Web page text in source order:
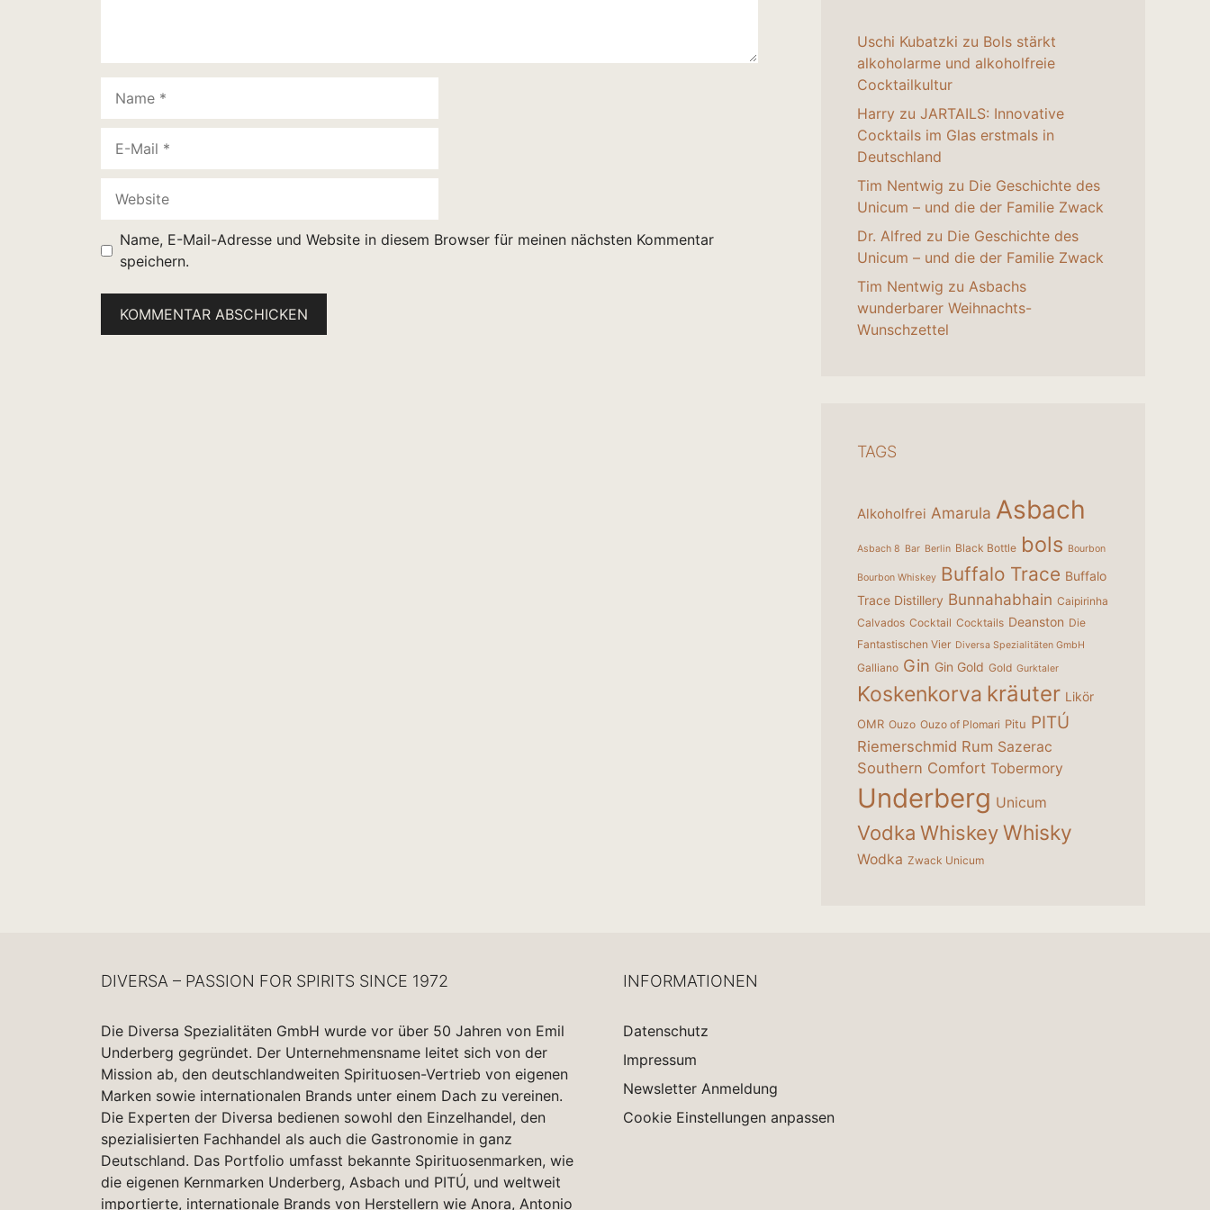
Mail
Name, E-Mail-Adresse und Website in diesem Browser für meinen nächsten Kommentar
speichern.
Uschi Kubatzki zu Bols stärkt
alkoholarme und alkoholfreie
Cocktailkultur
Harry zu JARTAILS: Innovative
Cocktails im Glas erstmals in
Deutschland
Tim Nentwig zu Die Geschichte des
Unicum – und die der Familie Zwack
Dr. Alfred zu Die Geschichte des
Unicum – und die der Familie Zwack
Tim Nentwig zu Asbachs
wunderbarer Weihnachts-
Wunschzettel
TAGS
Alkoholfrei Amarula Asbach
Asbach 8 Bar Berlin Black Bottle bols Bourbon
Bourbon Whiskey Buffalo Trace Buffalo
Trace Distillery Bunnahabhain Caipirinha
Calvados Cocktail Cocktails Deanston Die
Fantastischen Vier Diversa Spezialitäten GmbH
Galliano Gin Gin Gold Gold Gurktaler
Koskenkorva kräuter Likör
OMR Ouzo Ouzo of Plomari Pitu PITÚ
Riemerschmid Rum Sazerac
Southern Comfort Tobermory
Underberg Unicum
Vodka WhiskeyWhisky
Wodka Zwack Unicum
DIVERSA – PASSION FOR SPIRITS SINCE 1972
Die Diversa Spezialitäten GmbH wurde vor über 50 Jahren von Emil
Underberg gegründet. Der Unternehmensname leitet sich von der
Mission ab, den deutschlandweiten Spirituosen-Vertrieb von eigenen
Marken sowie internationalen Brands unter einem Dach zu vereinen.
Die Experten der Diversa bedienen sowohl den Einzelhandel, den
spezialisierten Fachhandel als auch die Gastronomie in ganz
Deutschland. Das Portfolio umfasst bekannte Spirituosenmarken, wie
die eigenen Kernmarken Underberg, Asbach und PITÚ, und weltweit
importierte, internationale Brands von Herstellern wie Anora, Antonio
INFORMATIONEN
Datenschutz
Impressum
Newsletter Anmeldung
Cookie Einstellungen anpassen